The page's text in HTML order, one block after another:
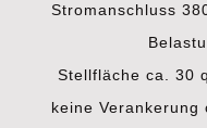
Stromanschluss
Stellfläche ca. 30
keine Verankerung